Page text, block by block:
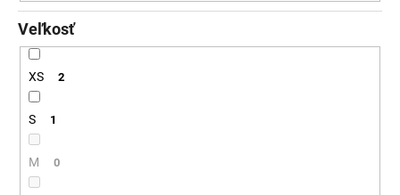
Veľkosť
XS 2
S 1
M 0